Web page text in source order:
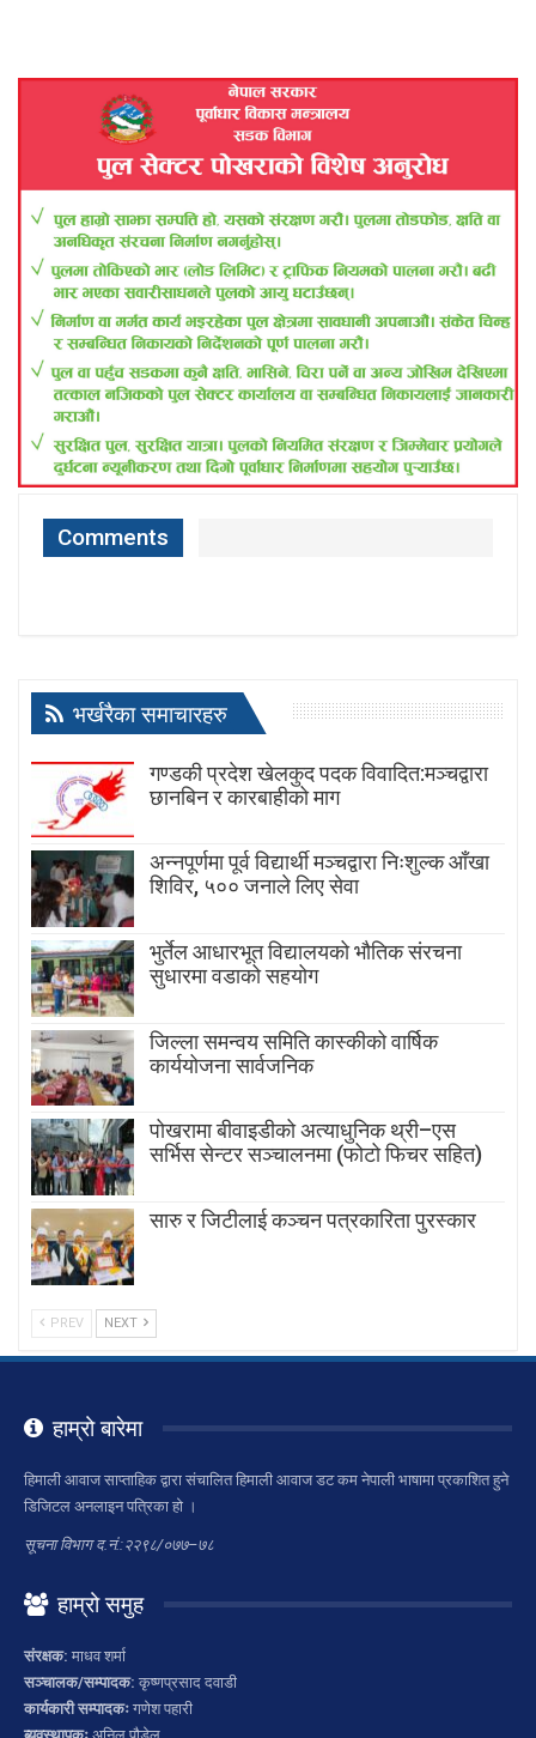
Comments
भर्खरैका समाचारहरु
गण्डकी प्रदेश खेलकुद पदक विवादित:मञ्चद्वारा
छानबिन र कारबाहीको माग
अन्नपूर्णमा पूर्व विद्यार्थी मञ्चद्वारा निःशुल्क आँखा
शिविर, ५०० जनाले लिए सेवा
भुर्तेल आधारभूत विद्यालयको भौतिक संरचना
सुधारमा वडाको सहयोग
जिल्ला समन्वय समिति कास्कीको वार्षिक
कार्ययोजना सार्वजनिक
पोखरामा बीवाइडीको अत्याधुनिक थ्री–एस
सर्भिस सेन्टर सञ्चालनमा (फोटो फिचर सहित)
सारु र जिटीलाई कञ्चन पत्रकारिता पुरस्कार
PREV NEXT
हाम्रो बारेमा
हिमाली आवाज साप्ताहिक द्वारा संचालित हिमाली आवाज डट कम नेपाली भाषामा प्रकाशित हुने
डिजिटल अनलाइन पत्रिका हो ।
सूचना विभाग द.नं.:२२९८/०७७–७८
हाम्रो समुह
संरक्षक: माधव शर्मा
सञ्चालक/सम्पादक: कृष्णप्रसाद दवाडी
कार्यकारी सम्पादकः गणेश पहारी